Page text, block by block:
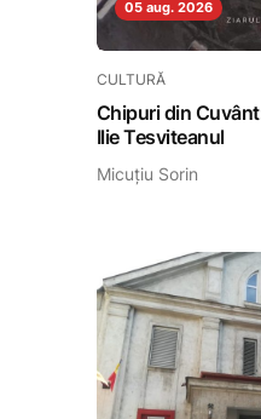
05 aug. 2026
CULTURĂ
Chipuri din
Ilie Tesviteanul
Micuțiu Sorin